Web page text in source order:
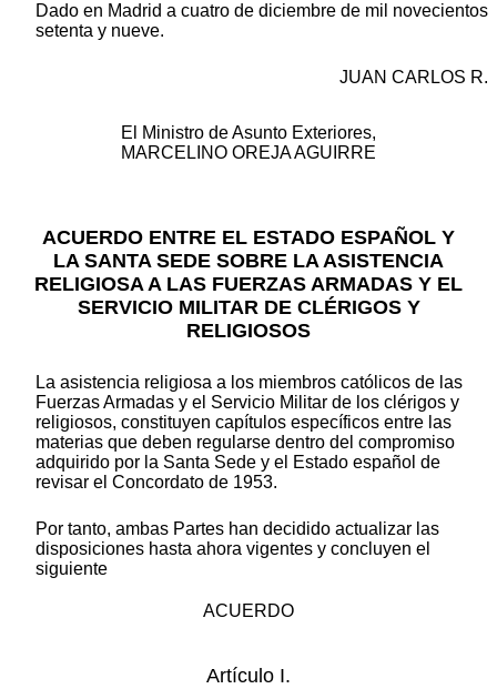
Dado en Madrid a cuatro de diciembre de mil novecientos
setenta y nueve.
JUAN CARLOS R.
El Ministro de Asunto Exteriores,
MARCELINO OREJA AGUIRRE
ACUERDO ENTRE EL ESTADO ESPAÑOL Y
LA SANTA SEDE SOBRE LA ASISTENCIA
RELIGIOSA A LAS FUERZAS ARMADAS Y EL
SERVICIO MILITAR DE CLÉRIGOS Y
RELIGIOSOS
La asistencia religiosa a los miembros católicos de las
Fuerzas Armadas y el Servicio Militar de los clérigos y
religiosos, constituyen capítulos específicos entre las
materias que deben regularse dentro del compromiso
adquirido por la Santa Sede y el Estado español de
revisar el Concordato de 1953.
Por tanto, ambas Partes han decidido actualizar las
disposiciones hasta ahora vigentes y concluyen el
siguiente
ACUERDO
Artículo I.